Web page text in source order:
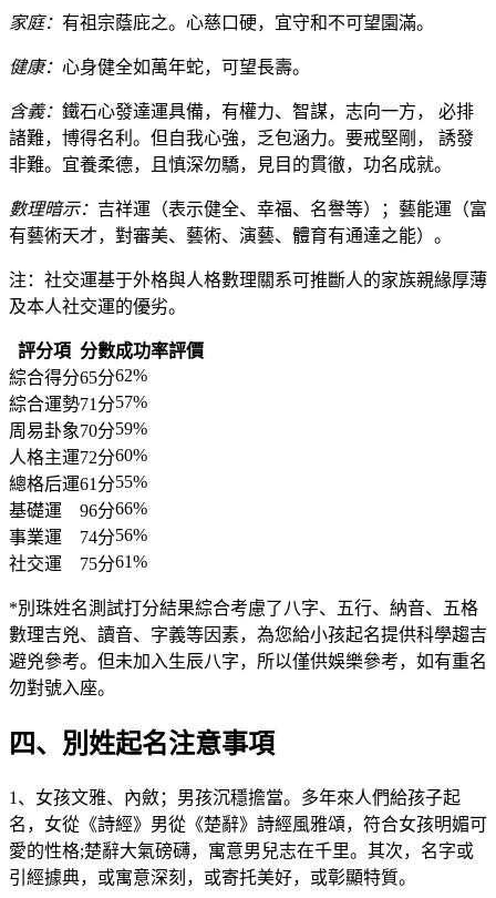
家庭： 有祖宗蔭庇之。心慈口硬，宜守和不可望園滿。
健康： 心身健全如萬年蛇，可望長壽。
含義： 鐵石心發達運具備，有權力、智謀，志向一方， 必排
諸難，博得名利。但自我心強，乏包涵力。要戒堅剛， 誘發
非難。宜養柔德，且慎深勿驕，見目的貫徹，功名成就。
數理暗示： 吉祥運（表示健全、幸福、名譽等）；藝能運（富
有藝術天才，對審美、藝術、演藝、體育有通達之能）。
注：社交運基于外格與人格數理關系可推斷人的家族親緣厚薄
及本人社交運的優劣。
評分項 分數成功率評價
綜合得分65分62%
綜合運勢71分57%
周易卦象70分59%
人格主運72分60%
總格后運61分55%
基礎運
96分66%
事業運
74分56%
社交運
75分61%
*別珠姓名測試打分結果綜合考慮了八字、五行、納音、五格
數理吉兇、讀音、字義等因素，為您給小孩起名提供科學趨吉
避兇參考。但未加入生辰八字，所以僅供娛樂參考，如有重名
勿對號入座。
四、別姓起名注意事項
1、女孩文雅、內斂；男孩沉穩擔當。多年來人們給孩子起
名，女從《詩經》男從《楚辭》詩經風雅頌，符合女孩明媚可
愛的性格;楚辭大氣磅礴，寓意男兒志在千里。其次，名字或
引經據典，或寓意深刻，或寄托美好，或彰顯特質。